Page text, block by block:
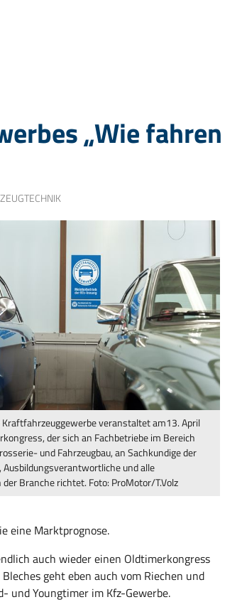
„Wie fahren
Kraftfahrzeuggewerbe veranstaltet am13. April
der sich an Fachbetriebe im Bereich
und Fahrzeugbau, an Sachkundige der
Ausbildungsverantwortliche und alle
Branche richtet. Foto: ProMotor/T.Volz
eine Marktprognose.
auch wieder einen Oldtimerkongress
geht eben auch vom Riechen und
und Youngtimer im Kfz-Gewerbe.